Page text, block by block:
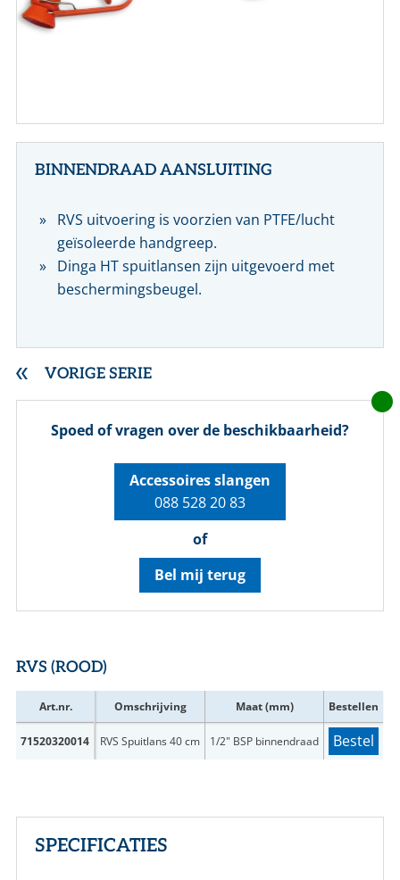
NLEN
BINNENDRAAD AANSLUITING
RVS uitvoering is voorzien van PTFE/lucht
geïsoleerde handgreep.
Dinga HT spuitlansen zijn uitgevoerd met
beschermingsbeugel.
VORIGE SERIE
Spoed of vragen over de beschikbaarheid?
Accessoires slangen
088 528 20 83
of
Bel mij terug
RVS (ROOD)
Art.nr. Omschrijving Maat (mm) Bestellen
71520320014 RVS Spuitlans 40 cm 1/2" BSP binnendraad Bestel
SPECIFICATIES